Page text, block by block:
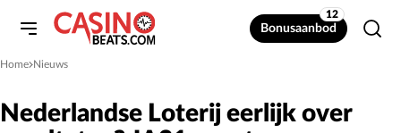
Bonusaanbod
12
Home
»Nieuws
Nederlandse Loterij eerlijk over